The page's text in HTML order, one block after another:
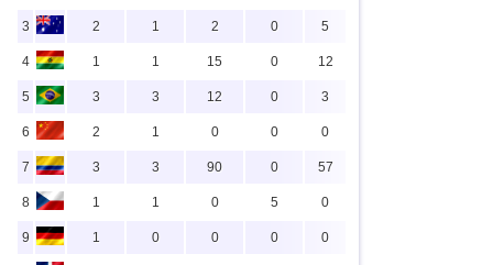
3 2 1 2 0 5
4 1 1 15 0 12
5 3 3 12 0 3
6 2 1 0 0 0
7 3 3 90 0 57
8 1 1 0 5 0
9 1 0 0 0 0